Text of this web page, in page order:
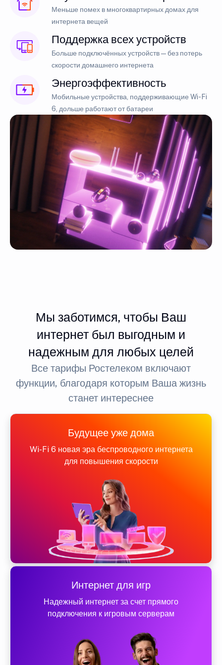
Меньше помех в многоквартирных домах для
интернета вещей
Поддержка всех устройств
Больше подключённых устройств — без потерь
скорости домашнего интернета
Энергоэффективность
Мобильные устройства, поддерживающие Wi-Fi
6, дольше работают от батареи
Мы заботимся, чтобы Ваш
интернет был выгодным и
надежным для любых целей
Все тарифы Ростелеком включают
функции, благодаря которым Ваша жизнь
станет интереснее
Будущее уже дома
Wi-Fi 6 новая эра беспроводного интернета
для повышения скорости
Интернет для игр
Надежный интернет за счет прямого
подключения к игровым серверам